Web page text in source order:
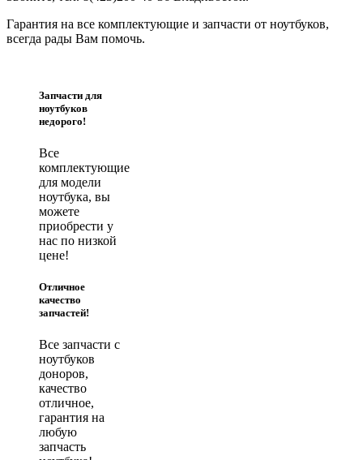
Гарантия на все комплектующие и запчасти от ноутбуков,
всегда рады Вам помочь.
Запчасти для
ноутбуков
недорого!
Все
комплектующие
для модели
ноутбука, вы
можете
приобрести у
нас по низкой
цене!
Отличное
качество
запчастей!
Все запчасти с
ноутбуков
доноров,
качество
отличное,
гарантия на
любую
запчасть